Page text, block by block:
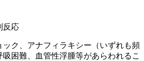
反応
ク、アナフィラキシー（いずれも頻
困難、血管性浮腫等があらわれるこ